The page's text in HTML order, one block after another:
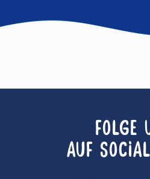
FOLGE
AUF